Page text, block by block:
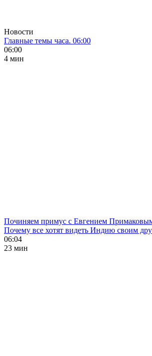
Новости
Главные темы часа. 06:00
06:00
4 мин
Починяем примус с Евгением
Почему все хотят видеть Индию своим
06:04
23 мин